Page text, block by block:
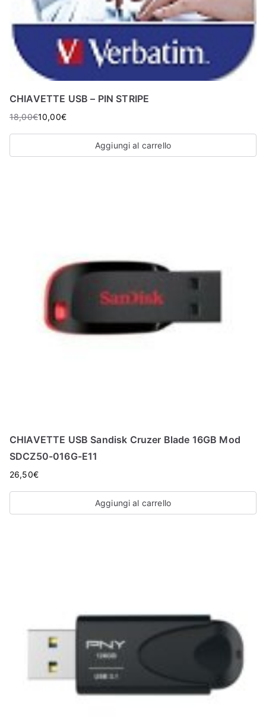
CHIAVETTE USB – PIN STRIPE
18,00€10,00€
Aggiungi al carrello
CHIAVETTE USB Sandisk Cruzer Blade 16GB Mod
SDCZ50-016G-E11
26,50€
Aggiungi al carrello